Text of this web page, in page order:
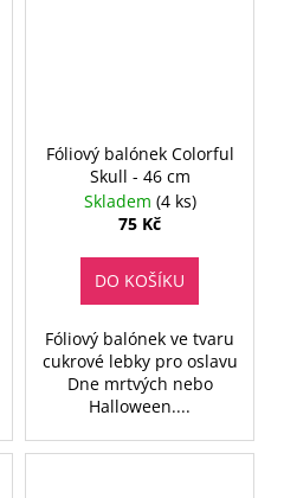
Fóliový balónek Colorful
Skull - 46 cm
Skladem (4 ks)
75 Kč
DO KOŠÍKU
Fóliový balónek ve tvaru
cukrové lebky pro oslavu
Dne mrtvých nebo
Halloween....